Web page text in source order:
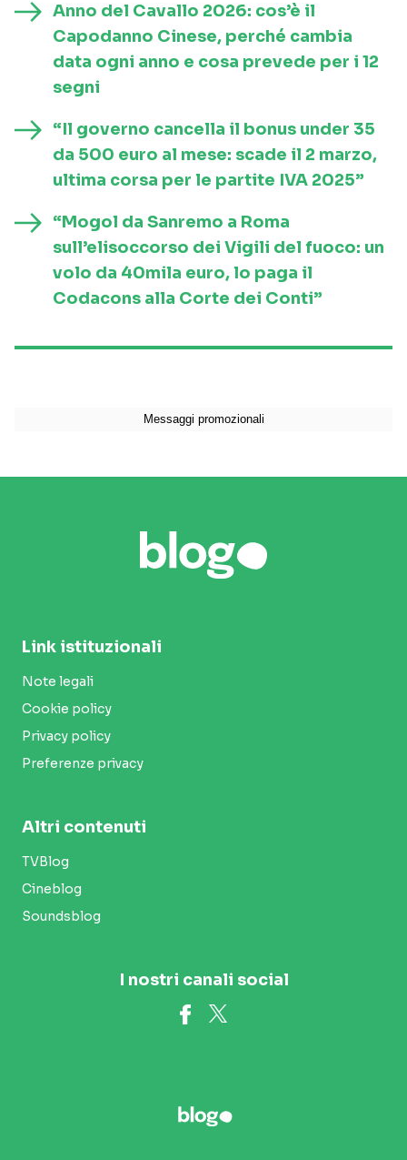
Anno del Cavallo 2026: cos’è il
Capodanno Cinese, perché cambia
data ogni anno e cosa prevede per i 12
segni
“Il governo cancella il bonus under 35
da 500 euro al mese: scade il 2 marzo,
ultima corsa per le partite IVA 2025”
“Mogol da Sanremo a Roma
sull’elisoccorso dei Vigili del fuoco: un
volo da 40mila euro, lo paga il
Codacons alla Corte dei Conti”
Link istituzionali
Note legali
Cookie policy
Privacy policy
Preferenze privacy
Altri contenuti
TVBlog
Cineblog
Soundsblog
I nostri canali social